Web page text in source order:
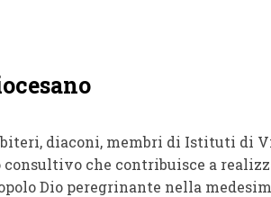
diaconi, membri di Istituti di
consultivo che contribuisce a
Dio peregrinante nella